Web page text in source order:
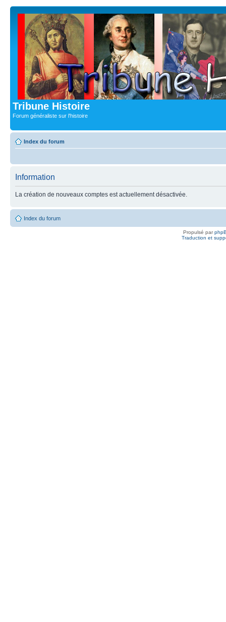
Tribune Histoire
Forum généraliste sur l'histoire
Index du forum
Information
La création de nouveaux comptes est actuellement désactivée.
Index du forum
Propulsé par
Traduction et